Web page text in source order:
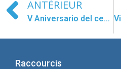
ANTÉRIEUR
V Aniversario del centro Concepcionista de Zaona
Raccourcis